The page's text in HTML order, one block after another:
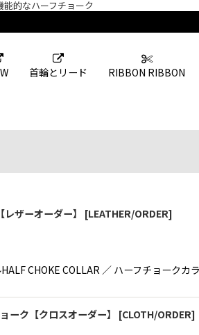
的なハーフチョーク
首輪とリード RIBBON RIBBON
ザーオーダー】 [LEATHER/ORDER]
CHOKE COLLAR ／ ハーフチョーク
ーク【クロスオーダー】 [CLOTH/ORDER]